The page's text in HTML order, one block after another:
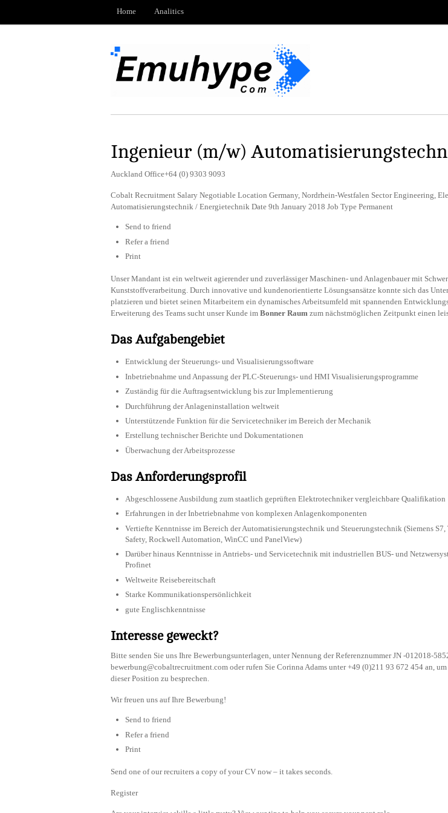
Home Analitics
Ingenieur (m/w)
Auckland Office+64 (0) 9303 9093
Cobalt Recruitment Salary Negotiable Location Germany, Nordrhein-Westfalen Sector Engineering,
Automatisierungstechnik / Energietechnik Date 9th January 2018 Job Type Permanent
Send to friend
Refer a friend
Print
Unser Mandant ist ein weltweit agierender und zuverlässiger Maschinen- und Anlagenbauer mit
Kunststoffverarbeitung. Durch innovative und kundenorientierte Lösungsansätze konnte sich das
platzieren und bietet seinen Mitarbeitern ein dynamisches Arbeitsumfeld mit spannenden
Erweiterung des Teams sucht unser Kunde im Bonner Raum zum nächstmöglichen Zeitpunkt einen
Das Aufgabengebiet
Entwicklung der Steuerungs- und Visualisierungssoftware
Inbetriebnahme und Anpassung der PLC-Steuerungs- und HMI Visualisierungsprogramme
Zuständig für die Auftragsentwicklung bis zur Implementierung
Durchführung der Anlageninstallation weltweit
Unterstützende Funktion für die Servicetechniker im Bereich der Mechanik
Erstellung technischer Berichte und Dokumentationen
Überwachung der Arbeitsprozesse
Das Anforderungsprofil
Abgeschlossene Ausbildung zum staatlich geprüften Elektrotechniker vergleichbare Qualifikation
Erfahrungen in der Inbetriebnahme von komplexen Anlagenkomponenten
Vertiefte Kenntnisse im Bereich der Automatisierungstechnik und Steuerungstechnik (Siemens
Safety, Rockwell Automation, WinCC und PanelView)
Darüber hinaus Kenntnisse in Antriebs- und Servicetechnik mit industriellen BUS- und
Profinet
Weltweite Reisebereitschaft
Starke Kommunikationspersönlichkeit
gute Englischkenntnisse
Interesse geweckt?
Bitte senden Sie uns Ihre Bewerbungsunterlagen, unter Nennung der Referenznummer JN -012018-
bewerbung@cobaltrecruitment.com oder rufen Sie Corinna Adams unter +49 (0)211 93 672 454 an,
dieser Position zu besprechen.
Wir freuen uns auf Ihre Bewerbung!
Send to friend
Refer a friend
Print
Send one of our recruiters a copy of your CV now – it takes seconds.
Register